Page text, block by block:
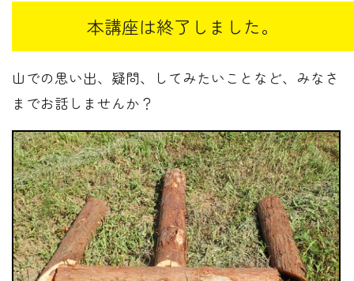
山での思い出、疑問、してみたいことなど、みなさ
までお話しませんか？